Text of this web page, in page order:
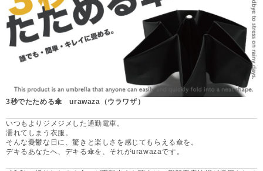
3秒でたためる傘 urawaza（ウラワザ）
いつもよりジメジメした通勤電車。
濡れてしまう衣服。
そんな憂鬱な日に、驚きと楽しさを感じてもらえる傘を。
デキるあなたへ、デキる傘を、それがurawazaです。